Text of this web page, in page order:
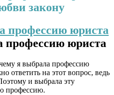
закону
профессию юриста
я выбрала профессию
ответить на этот вопрос, ведь
и выбрала эту
профессию.